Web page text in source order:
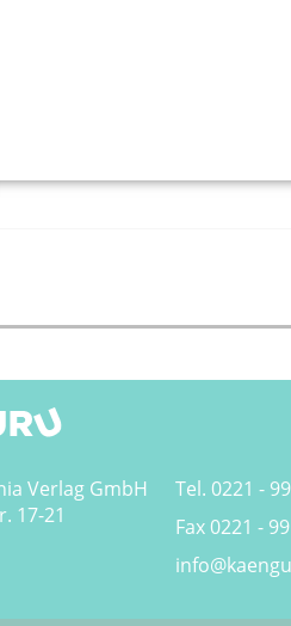
Verlag GmbH
17-21
Tel. 0221 -
Fax 0221 -